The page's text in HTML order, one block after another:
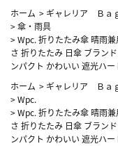
ホーム > ギャレリア Ｂａ
>傘・雨具
>Wpc. 折りたたみ傘 晴雨
さ 折りたたみ 日傘 ブラン
ンパクト かわいい 遮光ハ
ホーム > ギャレリア Ｂａ
>Wpc.
>Wpc. 折りたたみ傘 晴雨
さ 折りたたみ 日傘 ブラン
ンパクト かわいい 遮光ハ